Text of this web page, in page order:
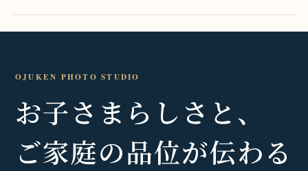
OJUKEN PHOTO STUDIO
お子さまらしさと、
ご家庭の品位が伝わる